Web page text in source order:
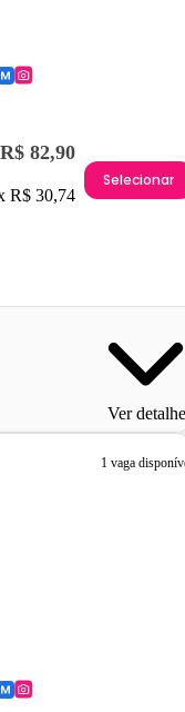
R$ 82,90
R$ 30,74
Selecionar
Ver
1 vaga